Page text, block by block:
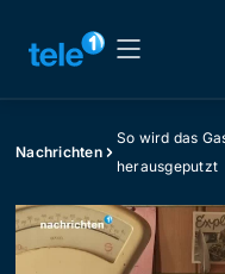
Nachrichten
So wird das
herausgeputzt